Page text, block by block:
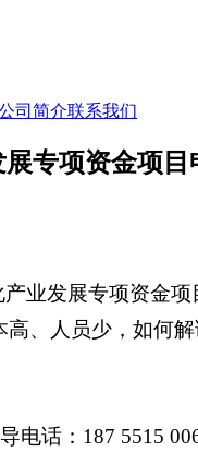
司简介联系我们
专项资金项
业发展专项资金
、人员少，如何
电话：187 5515